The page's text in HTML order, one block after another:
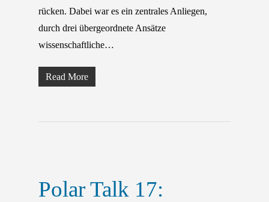
rücken. Dabei war es ein zentrales Anliegen,
durch drei übergeordnete Ansätze
wissenschaftliche…
Read More
Polar Talk 17: